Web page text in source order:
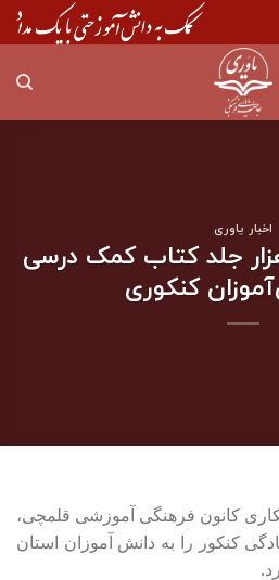
اخبار یاوری
بیش از۳۸هزار جلد کتاب کمک درسی
کنکوری
کانون فرهنگی آموزشی قلمچی،
کتاب آمادگی کنکور را به دانش آموزان استان